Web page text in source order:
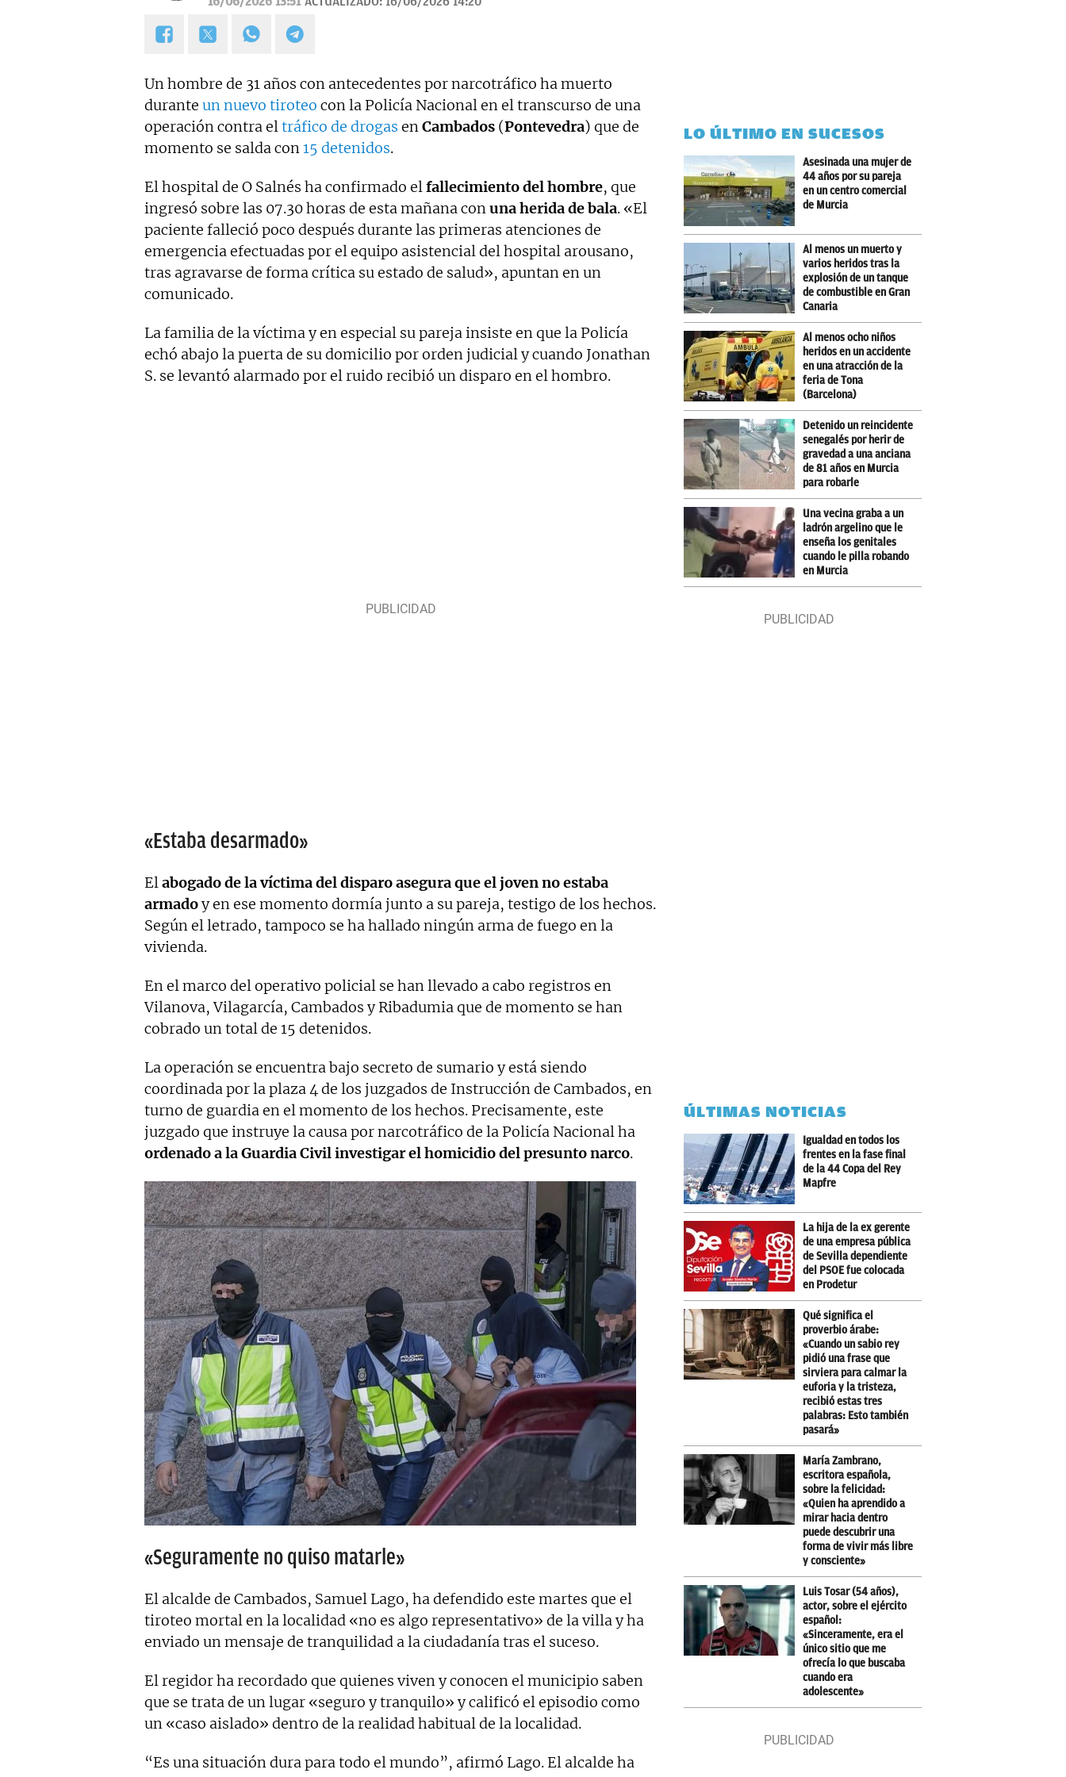
Programa de Ana Rosa hasta el año 2019 y desde entonces colaboro con TVE. Desde
mentiras" y "Tras el muro".
Un hombre de 31 años con antecedentes por narcotráfico ha muerto
durante un nuevo tiroteo con la Policía Nacional en el transcurso de una
operación contra eltráfico de drogas enCambados (Pontevedra) que de
momento se salda con15 detenidos.
El hospital de O Salnés ha confirmado elfallecimiento del hombre, que
ingresó sobre las 07.30 horas de esta mañana conuna herida de bala. «El
paciente falleció poco después durante las primeras atenciones de
emergencia efectuadas por el equipo asistencial del hospital arousano,
tras agravarse de forma crítica su estado de salud», apuntan en un
comunicado.
La familia de la víctima y en especial su pareja insiste en que la Policía
echó abajo la puerta de su domicilio por orden judicial y cuando Jonathan
S. se levantó alarmado por el ruido recibió un disparo en el hombro.
«Estaba desarmado»
Elabogado de la víctima del disparo asegura que el joven no estaba
armadoy en ese momento dormía junto a su pareja, testigo de los hechos.
Según el letrado, tampoco se ha hallado ningún arma de fuego en la
vivienda.
En el marco del operativo policial se han llevado a cabo registros en
Vilanova, Vilagarcía, Cambados y Ribadumia que de momento se han
cobrado un total de 15 detenidos.
La operación se encuentra bajo secreto de sumario y está siendo
coordinada por la plaza 4 de los juzgados de Instrucción de Cambados, en
turno de guardia en el momento de los hechos. Precisamente, este
juzgado que instruye la causa por narcotráfico de la Policía Nacional ha
ordenado a la Guardia Civil investigar el homicidio del presunto narco.
«Seguramente no quiso matarle»
El alcalde de Cambados, Samuel Lago, ha defendido este martes que el
tiroteo mortal en la localidad «no es algo representativo» de la villa y ha
enviado un mensaje de tranquilidad a la ciudadanía tras el suceso.
El regidor ha recordado que quienes viven y conocen el municipio saben
que se trata de un lugar «seguro y tranquilo» y calificó el episodio como
un «caso aislado» dentro de la realidad habitual de la localidad.
“Es una situación dura para todo el mundo”, afirmó Lago. El alcalde ha
LO ÚLTIMO EN SUCESOS
Asesinada una mujer de
44 años por su pareja
en un centro comercial
de Murcia
Al menos un muerto y
varios heridos tras la
explosión de un tanque
de combustible en Gran
Canaria
Al menos ocho niños
heridos en un accidente
en una atracción de la
feria de Tona
(Barcelona)
Detenido un reincidente
senegalés por herir de
gravedad a una anciana
de 81 años en Murcia
para robarle
Una vecina graba a un
ladrón argelino que le
enseña los genitales
cuando le pilla robando
en Murcia
ÚLTIMAS NOTICIAS
Igualdad en todos los
frentes en la fase final
de la 44 Copa del Rey
Mapfre
La hija de la ex gerente
de una empresa pública
de Sevilla dependiente
del PSOE fue colocada
en Prodetur
Qué significa el
proverbio árabe:
«Cuando un sabio rey
pidió una frase que
sirviera para calmar la
euforia y la tristeza,
recibió estas tres
palabras: Esto también
pasará»
María Zambrano,
escritora española,
sobre la felicidad:
«Quien ha aprendido a
mirar hacia dentro
puede descubrir una
forma de vivir más libre
y consciente»
Luis Tosar (54 años),
actor, sobre el ejército
español:
«Sinceramente, era el
único sitio que me
ofrecía lo que buscaba
cuando era
adolescente»